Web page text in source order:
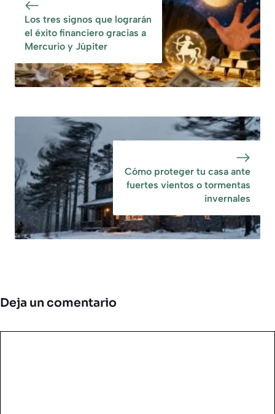
bienestar físico y
mental
claves para
adoptar este
hábito
Los tres signos que lograrán
el éxito financiero gracias a
Mercurio y Júpiter
Cómo proteger tu casa ante
fuertes vientos o tormentas
invernales
Deja un comentario